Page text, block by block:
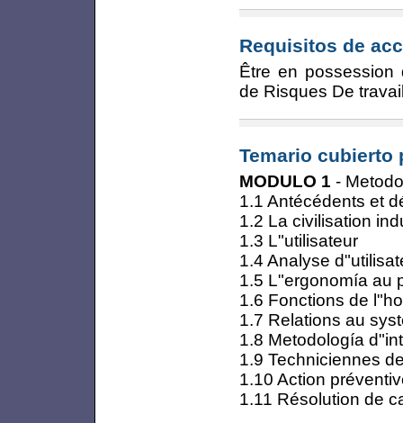
Requisitos de
Être en possession
de Risques De
Temario cubierto
MODULO 1 -
1.1 Antécédents et
1.2 La civilisation
1.3 L"utilisateur
1.4 Analyse
1.5 L"ergonomía au
1.6 Fonctions de
1.7 Relations au
1.8 Metodología
1.9 Techniciennes
1.10 Action
1.11 Résolution de